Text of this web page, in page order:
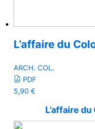
L’affaire du
ARCH. COL.
PDF
5,90 €
L’affaire